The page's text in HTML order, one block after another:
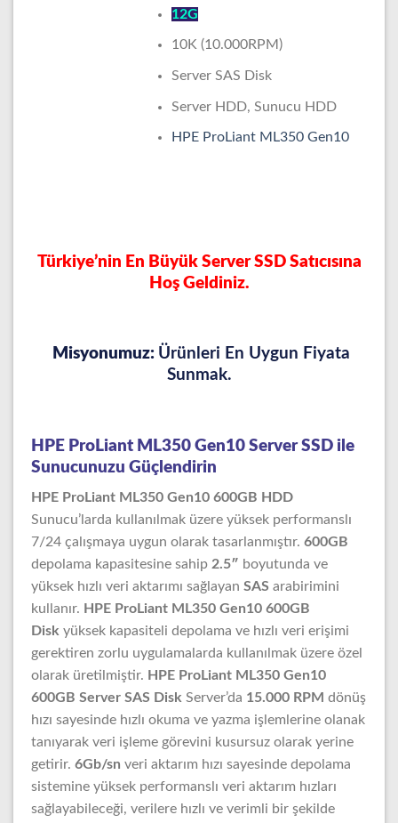
12G
10K (10.000RPM)
Server SAS Disk
Server HDD, Sunucu HDD
HPE ProLiant ML350 Gen10
Türkiye’nin En Büyük Server SSD Satıcısına
Hoş Geldiniz.
Misyonumuz: Ürünleri En Uygun Fiyata
Sunmak.
HPE ProLiant ML350 Gen10 Server SSD ile
Sunucunuzu Güçlendirin
HPE ProLiant ML350 Gen10 600GB HDD
Sunucu’larda kullanılmak üzere yüksek performanslı
7/24 çalışmaya uygun olarak tasarlanmıştır. 600GB
depolama kapasitesine sahip 2.5″ boyutunda ve
yüksek hızlı veri aktarımı sağlayan SAS arabirimini
kullanır. HPE ProLiant ML350 Gen10 600GB
Disk yüksek kapasiteli depolama ve hızlı veri erişimi
gerektiren zorlu uygulamalarda kullanılmak üzere özel
olarak üretilmiştir. HPE ProLiant ML350 Gen10
600GB Server SAS Disk Server’da 15.000 RPM dönüş
hızı sayesinde hızlı okuma ve yazma işlemlerine olanak
tanıyarak veri işleme görevini kusursuz olarak yerine
getirir. 6Gb/sn veri aktarım hızı sayesinde depolama
sistemine yüksek performanslı veri aktarım hızları
sağlayabileceği, verilere hızlı ve verimli bir şekilde